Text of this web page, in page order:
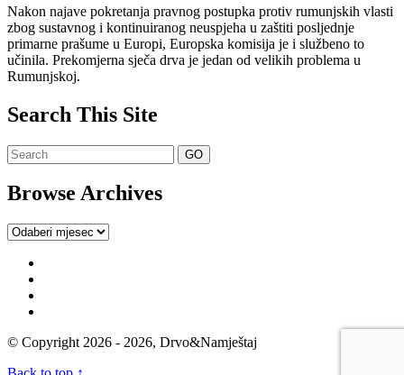
Nakon najave pokretanja pravnog postupka protiv rumunjskih vlasti
zbog sustavnog i kontinuiranog neuspjeha u zaštiti posljednje
primarne prašume u Europi, Europska komisija je i službeno to
učinila. Prekomjerna sječa drva je jedan od velikih problema u
Rumunjskoj.
Search This Site
Browse Archives
Browse
© Copyright 2026 - 2026, Drvo&Namještaj